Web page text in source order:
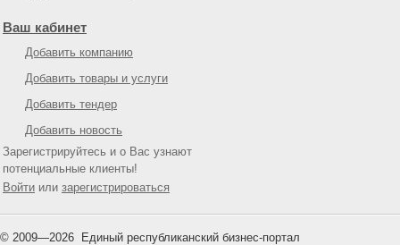
Ваш кабинет
Добавить компанию
Добавить товары и услуги
Добавить тендер
Добавить новость
Зарегистрируйтесь и о Вас узнают
потенциальные клиенты!
Войти или зарегистрироваться
© 2009—2026 Единый республиканский бизнес-портал